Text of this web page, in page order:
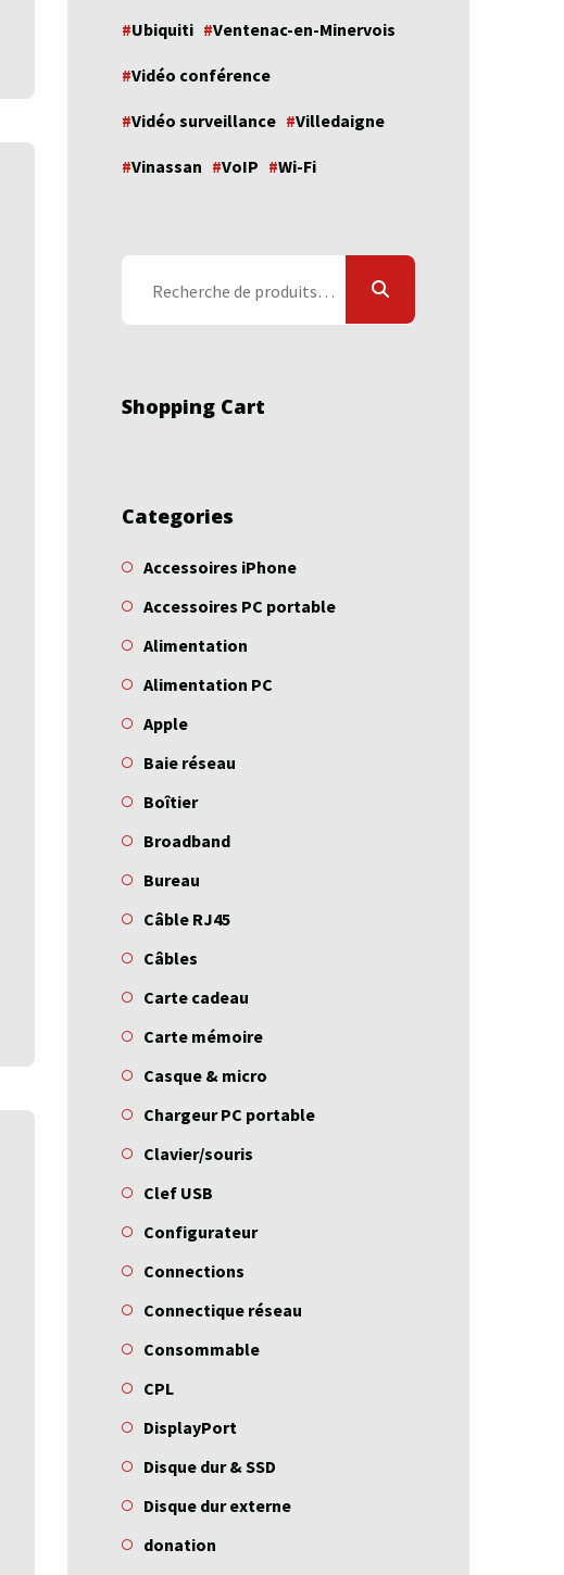
Ubiquiti Ventenac-en-Minervois
Vidéo conférence
Vidéo surveillance Villedaigne
Vinassan VoIP Wi-Fi
pour :
Shopping Cart
Categories
Accessoires iPhone
Accessoires PC portable
Alimentation
Alimentation PC
Apple
Baie réseau
Boîtier
Broadband
Bureau
Câble RJ45
Câbles
Carte cadeau
Carte mémoire
Casque & micro
Chargeur PC portable
Clavier/souris
Clef USB
Configurateur
Connections
Connectique réseau
Consommable
CPL
DisplayPort
Disque dur & SSD
Disque dur externe
donation